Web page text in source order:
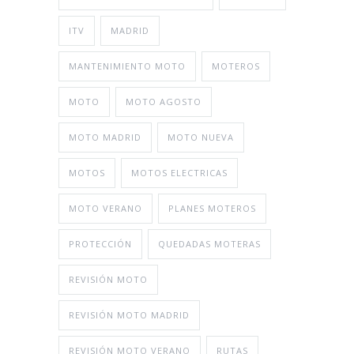
ITV MADRID
MANTENIMIENTO MOTO MOTEROS
MOTO MOTO AGOSTO
MOTO MADRID MOTO NUEVA
MOTOS MOTOS ELECTRICAS
MOTO VERANO PLANES MOTEROS
PROTECCIÓN QUEDADAS MOTERAS
REVISIÓN MOTO
REVISIÓN MOTO MADRID
REVISIÓN MOTO VERANO RUTAS